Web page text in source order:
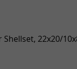
Shellset, 22x20/